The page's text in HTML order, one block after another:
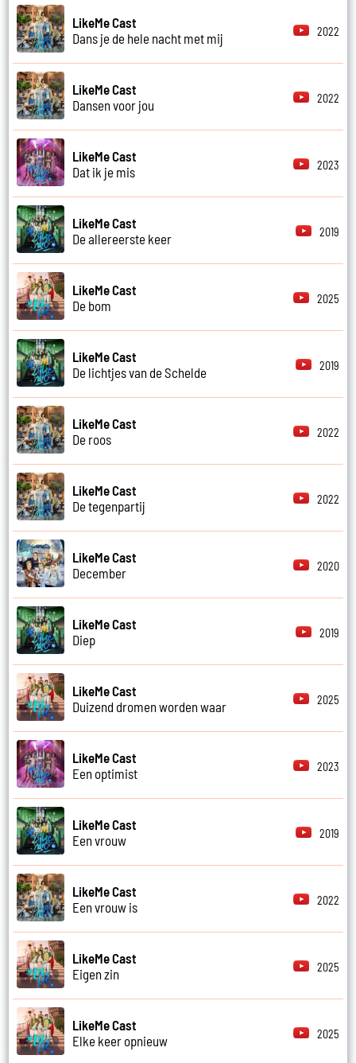
LikeMe Cast
Dans je de hele nacht met mij
2022
LikeMe Cast
Dansen voor jou
2022
LikeMe Cast
Dat ik je mis
2023
LikeMe Cast
De allereerste keer
2019
LikeMe Cast
De bom
2025
LikeMe Cast
De lichtjes van de Schelde
2019
LikeMe Cast
De roos
2022
LikeMe Cast
De tegenpartij
2022
LikeMe Cast
December
2020
LikeMe Cast
Diep
2019
LikeMe Cast
Duizend dromen worden waar
2025
LikeMe Cast
Een optimist
2023
LikeMe Cast
Een vrouw
2019
LikeMe Cast
Een vrouw is
2022
LikeMe Cast
Eigen zin
2025
LikeMe Cast
Elke keer opnieuw
2025